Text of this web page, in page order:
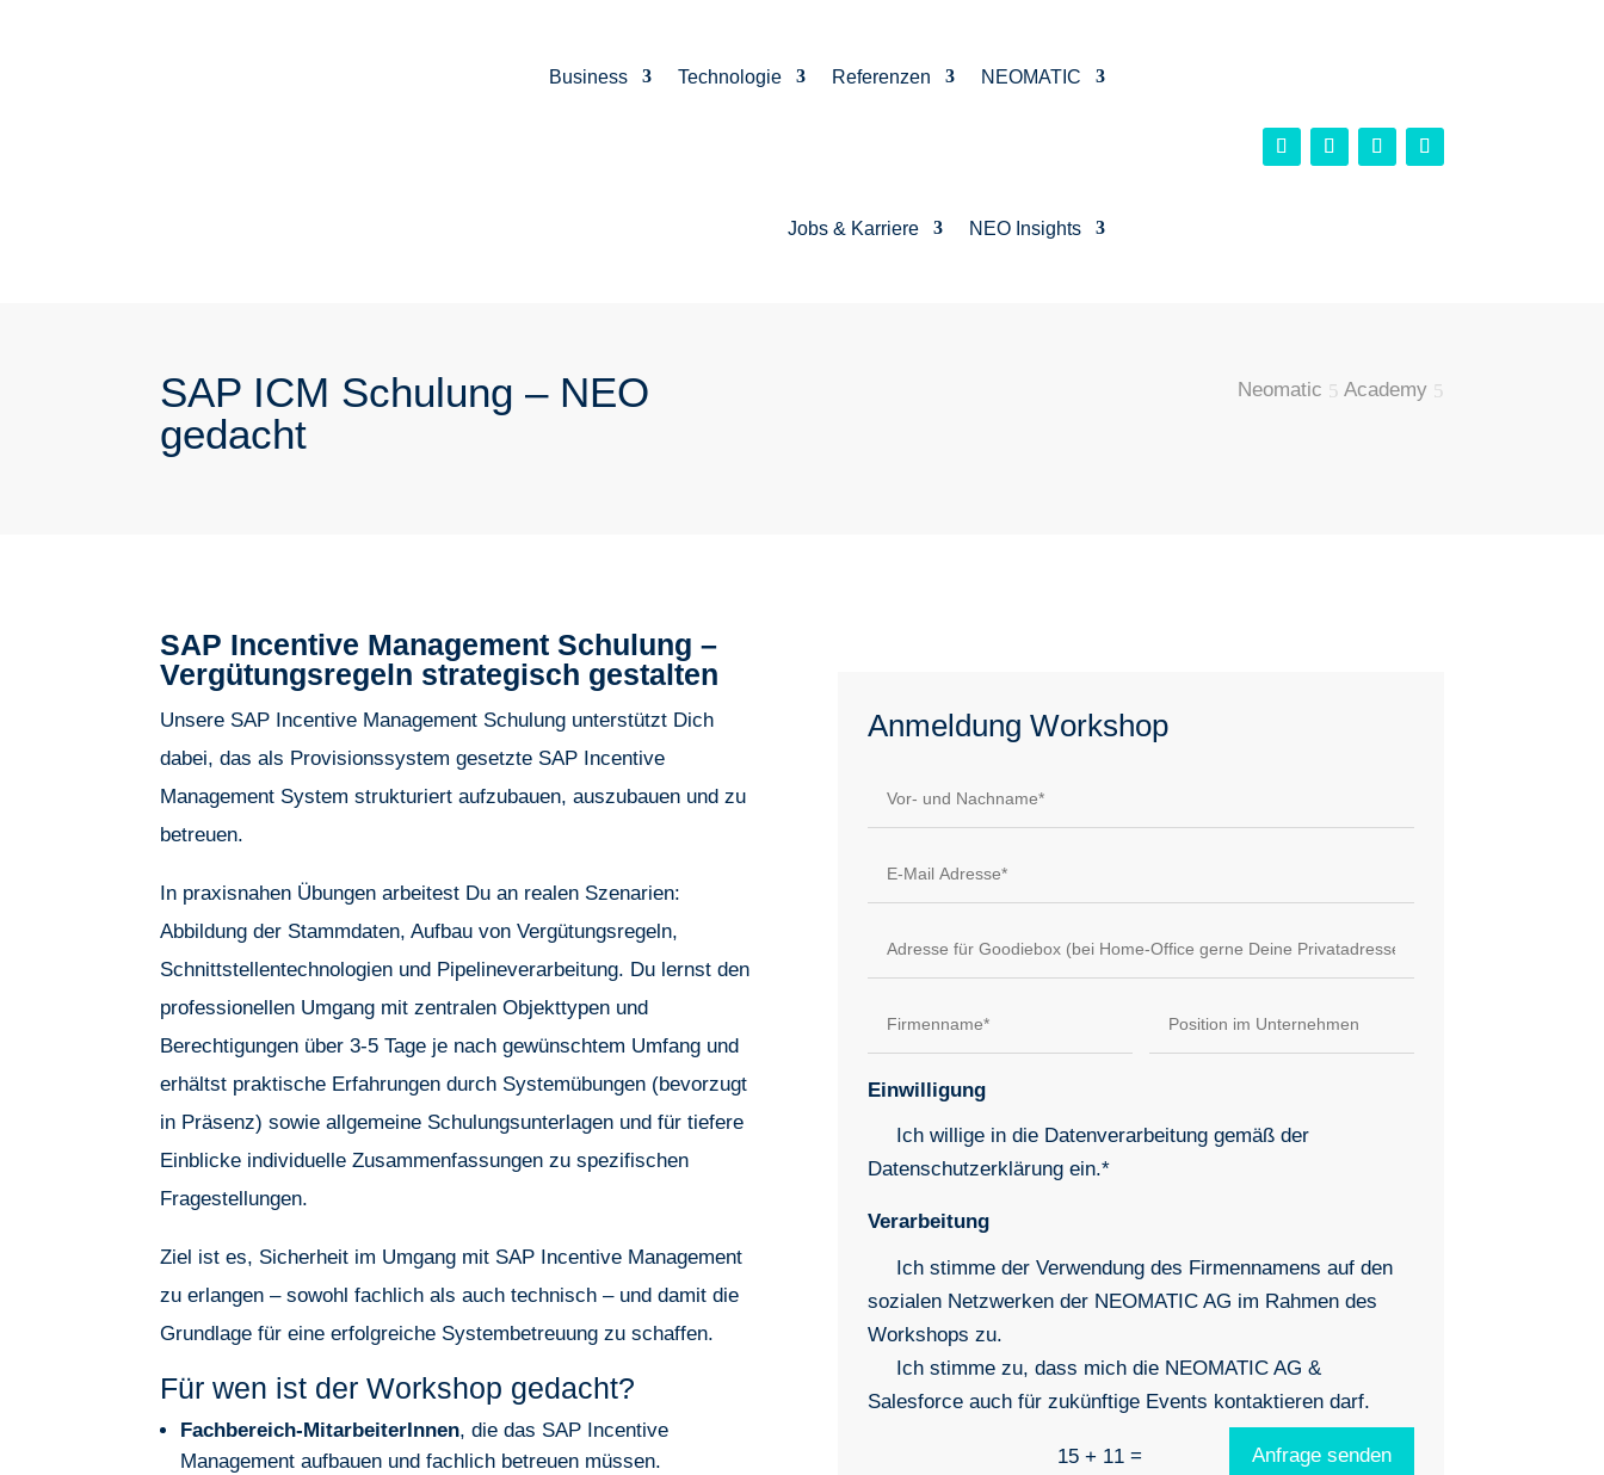
Business Technologie Referenzen NEOMATIC
Jobs & Karriere NEO Insights
SAP ICM Schulung – NEO
gedacht
Neomatic 5 Academy 5
SAP Incentive Management Schulung –
Vergütungsregeln strategisch gestalten
Unsere SAP Incentive Management Schulung unterstützt Dich
dabei, das als Provisionssystem gesetzte SAP Incentive
Management System strukturiert aufzubauen, auszubauen und zu
betreuen.
In praxisnahen Übungen arbeitest Du an realen Szenarien:
Abbildung der Stammdaten, Aufbau von Vergütungsregeln,
Schnittstellentechnologien und Pipelineverarbeitung. Du lernst den
professionellen Umgang mit zentralen Objekttypen und
Berechtigungen über 3-5 Tage je nach gewünschtem Umfang und
erhältst praktische Erfahrungen durch Systemübungen (bevorzugt
in Präsenz) sowie allgemeine Schulungsunterlagen und für tiefere
Einblicke individuelle Zusammenfassungen zu spezifischen
Fragestellungen.
Ziel ist es, Sicherheit im Umgang mit SAP Incentive Management
zu erlangen – sowohl fachlich als auch technisch – und damit die
Grundlage für eine erfolgreiche Systembetreuung zu schaffen.
Für wen ist der Workshop gedacht?
Fachbereich-MitarbeiterInnen, die das SAP Incentive
Management aufbauen und fachlich betreuen müssen.
Anmeldung Workshop
Einwilligung
Ich willige in die Datenverarbeitung gemäß der
Datenschutzerklärung ein.*
Verarbeitung
Ich stimme der Verwendung des Firmennamens auf den
sozialen Netzwerken der NEOMATIC AG im Rahmen des
Workshops zu.
Ich stimme zu, dass mich die NEOMATIC AG &
Salesforce auch für zukünftige Events kontaktieren darf.
15 + 11 = Anfrage senden